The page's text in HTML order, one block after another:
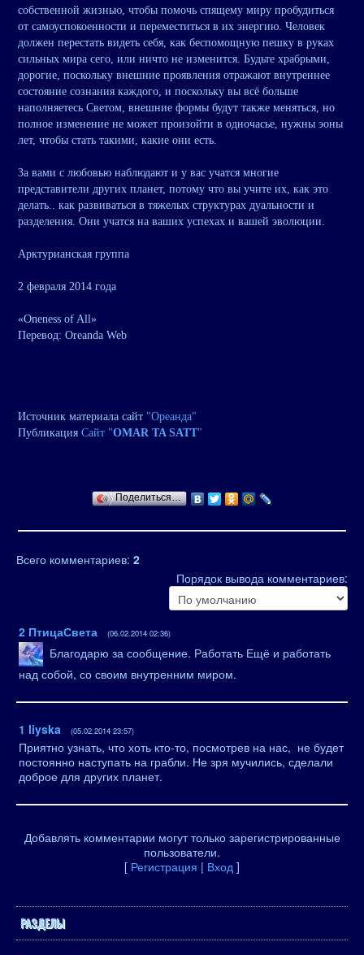
собственной жизнью, чтобы помочь спящему миру пробудиться
от самоуспокоенности и переместиться в их энергию. Человек
должен перестать видеть себя, как беспомощную пешку в руках
сильных мира сего, или ничто не изменится. Будьте храбрыми,
дорогие, поскольку внешние проявления отражают внутреннее
состояние сознания каждого, и поскольку вы всё больше
наполняетесь Светом, внешние формы будут также меняться, но
полное изменение не может произойти в одночасье, нужны эоны
лет, чтобы стать такими, какие они есть.
За вами с любовью наблюдают и у вас учатся многие
представители других планет, потому что вы учите их, как это
делать.. как развиваться в тяжелых структурах дуальности и
разделения. Они учатся на ваших успехах и вашей эволюции.
Арктурианская группа
2 февраля 2014 года
«Oneness of All»
Перевод: Oreanda Web
Источник материала сайт "Ореанда"
Публикация Сайт "OMAR TA SATT"
Поделиться…
Всего комментариев: 2
Порядок вывода комментариев:
2 ПтицаСвета (06.02.2014 02:36)
Благодарю за сообщение. Работать Ещё и работать
над собой, со своим внутренним миром.
1 liyska (05.02.2014 23:57)
Приятно узнать, что хоть кто-то, посмотрев на нас, не будет
постоянно наступать на грабли. Не зря мучились, сделали
доброе для других планет.
Добавлять комментарии могут только зарегистрированные
пользователи.
[ Регистрация | Вход ]
РАЗДЕЛЫ